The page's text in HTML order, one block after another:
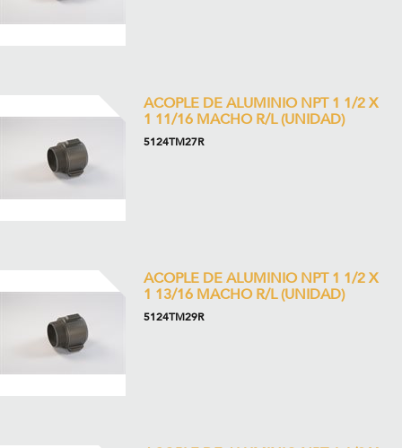
ACOPLE DE ALUMINIO NPT 1 1/2 X
1 11/16 MACHO R/L (UNIDAD)
5124TM27R
ACOPLE DE ALUMINIO NPT 1 1/2 X
1 13/16 MACHO R/L (UNIDAD)
5124TM29R